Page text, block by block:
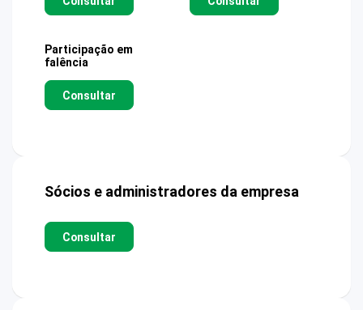
Participação em
falência
Consultar
Sócios e administradores da empresa
Consultar